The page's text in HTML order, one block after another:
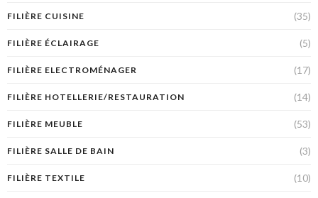
FILIÈRE CUISINE (35)
FILIÈRE ÉCLAIRAGE (5)
FILIÈRE ELECTROMÉNAGER (17)
FILIÈRE HOTELLERIE/RESTAURATION (14)
FILIÈRE MEUBLE (53)
FILIÈRE SALLE DE BAIN (3)
FILIÈRE TEXTILE (10)